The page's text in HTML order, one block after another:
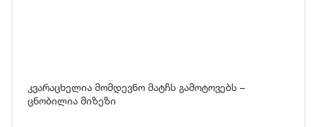
კვარაცხელია მომდევნო მატჩს გამოტოვებს –
ცნობილია მიზეზი